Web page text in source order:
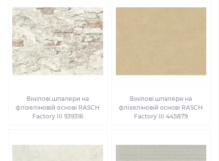
Вінілові шпалери на
флізеліновій основі RASCH
Factory III 939316
Вінілові шпалери на
флізеліновій основі RASCH
Factory III 445879